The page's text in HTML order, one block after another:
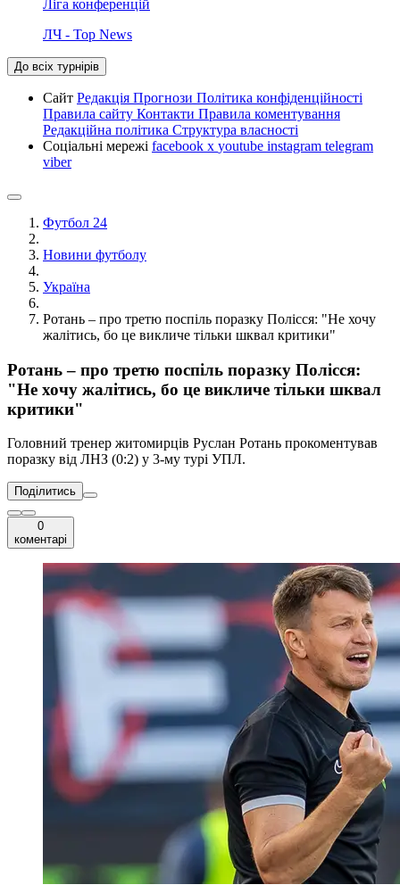
Ліга конференцій
ЛЧ - Top News
До всіх турнірів
Сайт Редакція Прогнози Політика конфіденційності
Правила сайту Контакти Правила коментування
Редакційна політика Структура власності
Соціальні мережі facebook x youtube instagram telegram
viber
Футбол 24
Новини футболу
Україна
Ротань – про третю поспіль поразку Полісся: "Не хочу
жалітись, бо це викличе тільки шквал критики"
Ротань – про третю поспіль поразку Полісся:
"Не хочу жалітись, бо це викличе тільки шквал
критики"
Головний тренер житомирців Руслан Ротань прокоментував
поразку від ЛНЗ (0:2) у 3-му турі УПЛ.
Поділитись
0
коментарі